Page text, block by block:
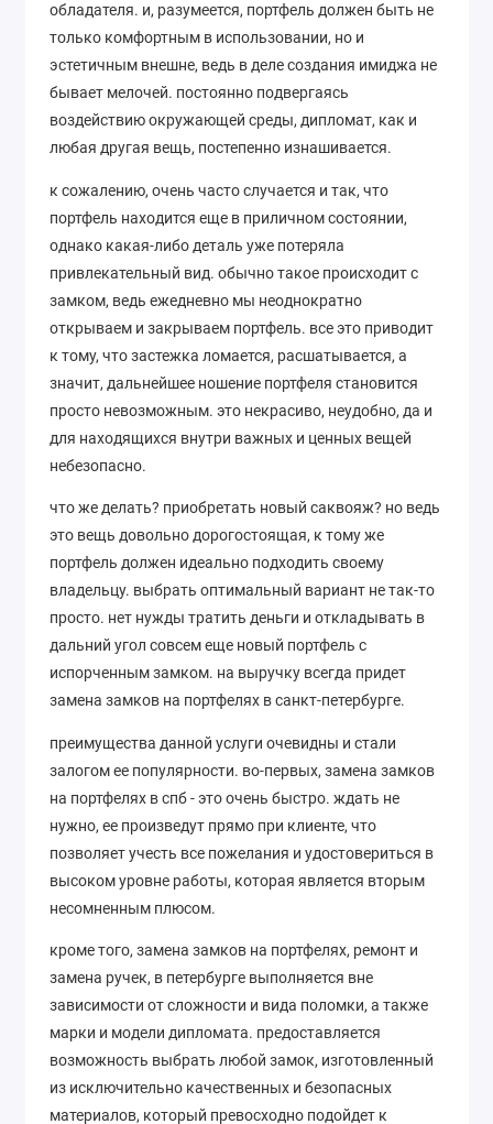
обладателя. и, разумеется, портфель должен быть не
только комфортным в использовании, но и
эстетичным внешне, ведь в деле создания имиджа не
бывает мелочей. постоянно подвергаясь
воздействию окружающей среды, дипломат, как и
любая другая вещь, постепенно изнашивается.
к сожалению, очень часто случается и так, что
портфель находится еще в приличном состоянии,
однако какая-либо деталь уже потеряла
привлекательный вид. обычно такое происходит с
замком, ведь ежедневно мы неоднократно
открываем и закрываем портфель. все это приводит
к тому, что застежка ломается, расшатывается, а
значит, дальнейшее ношение портфеля становится
просто невозможным. это некрасиво, неудобно, да и
для находящихся внутри важных и ценных вещей
небезопасно.
что же делать? приобретать новый саквояж? но ведь
это вещь довольно дорогостоящая, к тому же
портфель должен идеально подходить своему
владельцу. выбрать оптимальный вариант не так-то
просто. нет нужды тратить деньги и откладывать в
дальний угол совсем еще новый портфель с
испорченным замком. на выручку всегда придет
замена замков на портфелях в санкт-петербурге.
преимущества данной услуги очевидны и стали
залогом ее популярности. во-первых, замена замков
на портфелях в спб - это очень быстро. ждать не
нужно, ее произведут прямо при клиенте, что
позволяет учесть все пожелания и удостовериться в
высоком уровне работы, которая является вторым
несомненным плюсом.
кроме того, замена замков на портфелях, ремонт и
замена ручек, в петербурге выполняется вне
зависимости от сложности и вида поломки, а также
марки и модели дипломата. предоставляется
возможность выбрать любой замок, изготовленный
из исключительно качественных и безопасных
материалов, который превосходно подойдет к